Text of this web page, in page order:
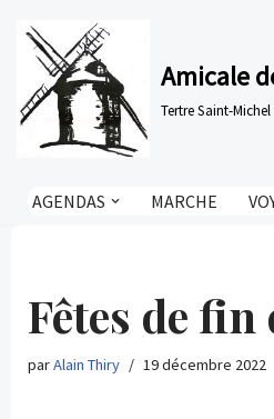
Aller
au
contenu
Amicale
Tertre Saint-
AGENDAS MARCHE
Fêtes de fin
parAlain Thiry 19 décembre 2022